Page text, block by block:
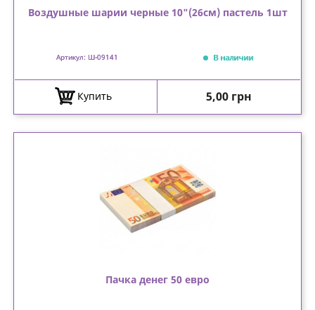
Воздушные шарии черные 10"(26см) пастель 1шт
Артикул: Ш-09141 В наличии
Купить Цена
5,00 грн
Пачка денег 50 евро